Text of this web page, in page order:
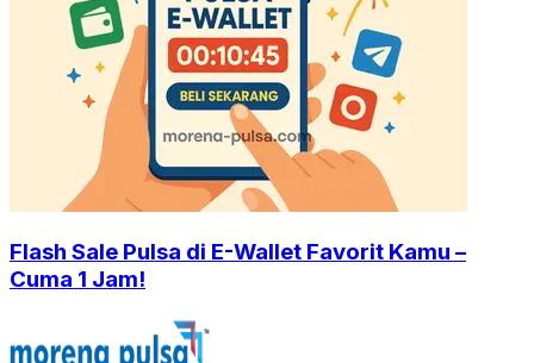
Flash Sale Pulsa di E-Wallet Favorit Kamu –
Cuma 1 Jam!